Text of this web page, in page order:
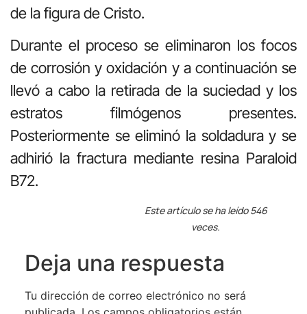
de la figura de Cristo.
Durante el proceso se eliminaron los focos
de corrosión y oxidación y a continuación se
llevó a cabo la retirada de la suciedad y los
estratos filmógenos presentes.
Posteriormente se eliminó la soldadura y se
adhirió la fractura mediante resina Paraloid
B72.
Este artículo se ha leído 546
veces.
Deja una respuesta
Tu dirección de correo electrónico no será